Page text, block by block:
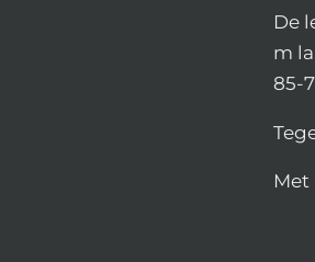
De
m
85-
Met